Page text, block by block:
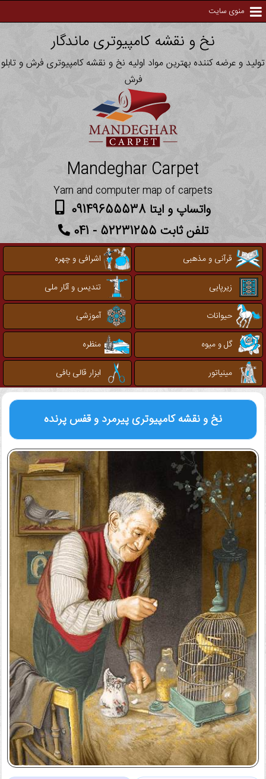
منوی سایت
نخ و نقشه کامپیوتری ماندگار
تولید و عرضه کننده بهترین مواد اولیه نخ و نقشه کامپیوتری فرش و تابلو
فرش
Mandeghar Carpet
Yarn and computer map of carpets
واتساپ و ایتا 09149655538
تلفن ثابت 52231255 - 041
قرآنی و مذهبی
اشرافی و چهره
زیرپایی
تندیس و آثار ملی
حیوانات
آموزشی
گل و میوه
منظره
مینیاتور
ابزار قالی بافی
نخ و نقشه کامپیوتریپیرمرد و قفس پرنده